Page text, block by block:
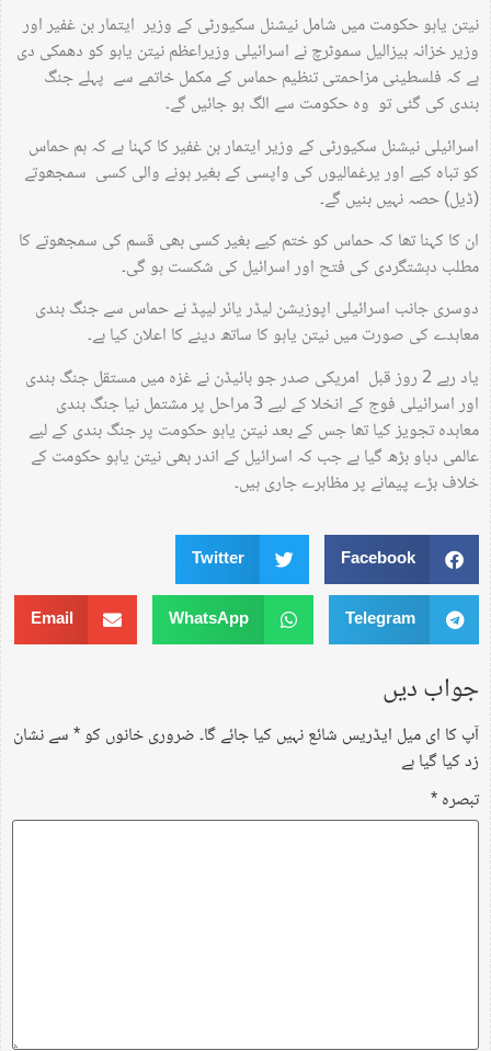
نیتن یاہو حکومت میں شامل نیشنل سکیورٹی کے وزیر ايتمار بن غفير اور
وزیر خزانہ بیزالیل سموٹرچ نے اسرائیلی وزیراعظم نیتن یاہو کو دھمکی دی
ہے کہ فلسطینی مزاحمتی تنظیم حماس کے مکمل خاتمے سے پہلے جنگ
بندی کی گئی تو وہ حکومت سے الگ ہو جائیں گے۔
اسرائیلی نیشنل سکیورٹی کے وزیر ايتمار بن غفير کا کہنا ہے کہ ہم حماس
کو تباہ کیے اور یرغمالیوں کی واپسی کے بغیر ہونے والی کسی سمجھوتے
(ڈیل) حصہ نہیں بنیں گے۔
ان کا کہنا تھا کہ حماس کو ختم کیے بغیر کسی بھی قسم کی سمجھوتے کا
مطلب دہشتگردی کی فتح اور اسرائیل کی شکست ہو گی۔
دوسری جانب اسرائیلی اپوزیشن لیڈر یائر لیپڈ نے حماس سے جنگ بندی
معاہدے کی صورت میں نیتن یاہو کا ساتھ دینے کا اعلان کیا ہے۔
یاد رہے 2 روز قبل امریکی صدر جو بائیڈن نے غزہ میں مستقل جنگ بندی
اور اسرائیلی فوج کے انخلا کے لیے 3 مراحل پر مشتمل نیا جنگ بندی
معاہدہ تجویز کیا تھا جس کے بعد نیتن یاہو حکومت پر جنگ بندی کے لیے
عالمی دباو بڑھ گیا ہے جب کہ اسرائیل کے اندر بھی نیتن یاہو حکومت کے
خلاف بڑے پیمانے پر مظاہرے جاری ہیں۔
Facebook
Twitter
Telegram
WhatsApp
Email
جواب دیں
آپ کا ای میل ایڈریس شائع نہیں کیا جائے گا۔ضروری خانوں کو*سے نشان
زد کیا گیا ہے
تبصرہ*